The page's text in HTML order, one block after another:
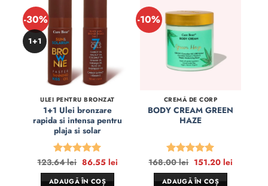
-30%
1+1
ULEI PENTRU BRONZAT
1+1 Ulei bronzare
rapida si intensa pentru
plaja si solar
Evaluat la
5din 5
123.64lei Prețul
inițial
a
86.55 leiPrețul
ADAUGĂ ÎN COȘ
-10%
CREMĂ DE CORP
BODY CREAM GREEN
HAZE
Evaluat la
5din 5
168.00lei Prețul
inițial
a
151.20 leiPrețul
ADAUGĂ ÎN COȘ